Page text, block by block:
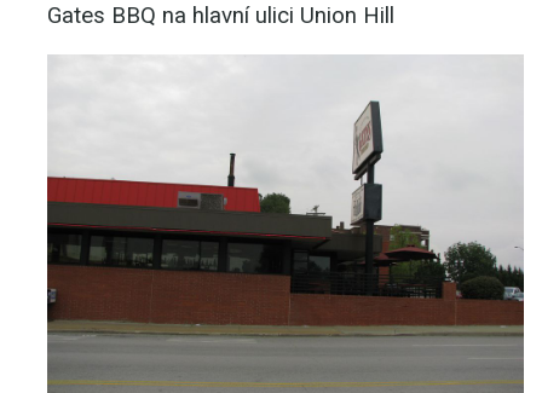
Gates BBQ na hlavní ulici Union Hill